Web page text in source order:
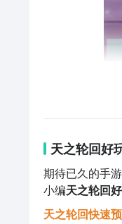
天之轮回好
期待已久的手
小编天之轮回
天之轮回快速